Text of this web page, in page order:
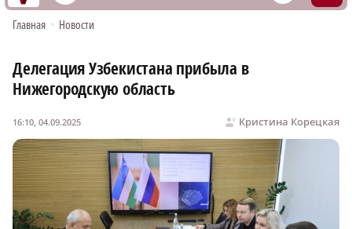
Главная • Новости
Делегация Узбекистана прибыла в
Нижегородскую область
Кристина Корецкая
16:10, 04.09.2025